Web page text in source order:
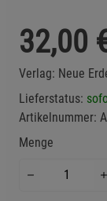
32,00
Verlag: Neue
Lieferstatus:
Artikelnummer:
Menge